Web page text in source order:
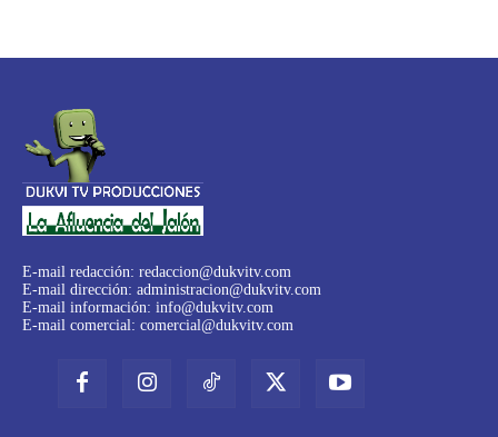
E-mail redacción: redaccion@dukvitv.com
E-mail dirección: administracion@dukvitv.com
E-mail información: info@dukvitv.com
E-mail comercial: comercial@dukvitv.com